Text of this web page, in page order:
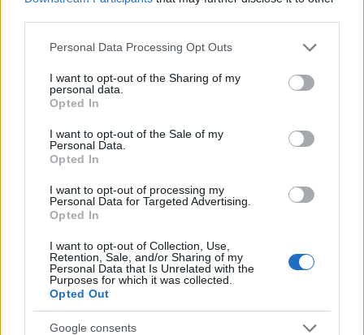
Please note that this website/app uses one or more Google
not limited to your visit or usage behaviour. You may click to
grant or deny consent to Google and its third-party tags to
use your data for below specified purposes in below Google
consent section.
Personal Data Processing Opt Outs
I want to opt-out of the Sharing of my
personal data.
Opted In
I want to opt-out of the Sale of my
Personal Data.
Opted In
I want to opt-out of processing my
Personal Data for Targeted Advertising.
Opted In
I want to opt-out of Collection, Use,
Retention, Sale, and/or Sharing of my
Personal Data that Is Unrelated with the
Purposes for which it was collected.
Opted Out
Google consents
Continua a leggere
FUORI PORTA